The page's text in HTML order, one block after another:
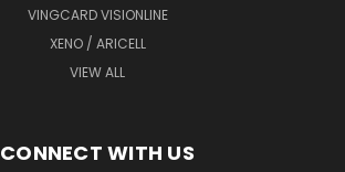
VINGCARD VISIONLINE
XENO / ARICELL
VIEW ALL
CONNECT WITH US